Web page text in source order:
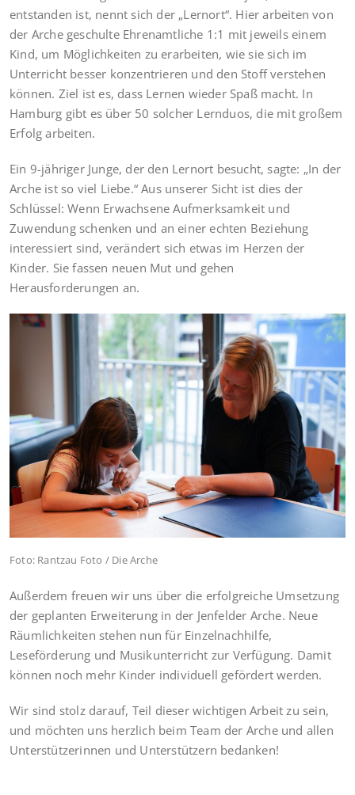
entstanden ist, nennt sich der „Lernort“. Hier arbeiten von
der Arche geschulte Ehrenamtliche 1:1 mit jeweils einem
Kind, um Möglichkeiten zu erarbeiten, wie sie sich im
Unterricht besser konzentrieren und den Stoff verstehen
können. Ziel ist es, dass Lernen wieder Spaß macht. In
Hamburg gibt es über 50 solcher Lernduos, die mit großem
Erfolg arbeiten.
Ein 9-jähriger Junge, der den Lernort besucht, sagte: „In der
Arche ist so viel Liebe.“ Aus unserer Sicht ist dies der
Schlüssel: Wenn Erwachsene Aufmerksamkeit und
Zuwendung schenken und an einer echten Beziehung
interessiert sind, verändert sich etwas im Herzen der
Kinder. Sie fassen neuen Mut und gehen
Herausforderungen an.
Foto: Rantzau Foto / Die Arche
Außerdem freuen wir uns über die erfolgreiche Umsetzung
der geplanten Erweiterung in der Jenfelder Arche. Neue
Räumlichkeiten stehen nun für Einzelnachhilfe,
Leseförderung und Musikunterricht zur Verfügung. Damit
können noch mehr Kinder individuell gefördert werden.
Wir sind stolz darauf, Teil dieser wichtigen Arbeit zu sein,
und möchten uns herzlich beim Team der Arche und allen
Unterstützerinnen und Unterstützern bedanken!